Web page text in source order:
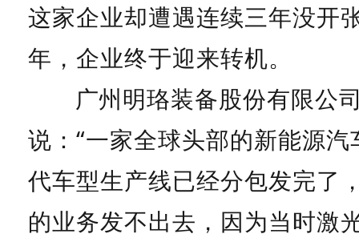
这家企业却遭遇连续三年没开
年，企业终于迎来转机。
广州明珞装备股份有限公
说：“一家全球头部的新能源
代车型生产线已经分包发完了
的业务发不出去，因为当时激